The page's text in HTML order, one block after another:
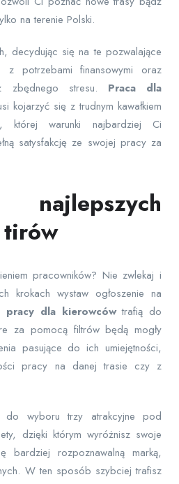
na terenie Polski.
decydując się na te pozwalające
potrzebami finansowymi oraz
zbędnego stresu. Praca dla
kojarzyć się z trudnym kawałkiem
której warunki najbardziej Ci
satysfakcję ze swojej pracy za
pracowników? Nie zwlekaj i
krokach wystaw ogłoszenie na
pracy dla kierowcówtrafią do
za pomocą filtrów będą mogły
pasujące do ich umiejętności,
pracy na danej trasie czy z
do wyboru trzy atrakcyjne pod
dzięki którym wyróżnisz swoje
bardziej rozpoznawalną marką,
W ten sposób szybciej trafisz